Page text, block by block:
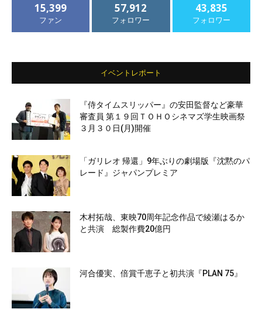
15,399
ファン
57,912
フォロワー
43,835
フォロワー
イベントレポート
『侍タイムスリッパー』の安田監督など豪華
審査員 第１９回ＴＯＨＯシネマズ学生映画祭
３月３０日(月)開催
「ガリレオ 帰還」9年ぶりの劇場版『沈黙のパ
レード』ジャパンプレミア
木村拓哉、東映70周年記念作品で綾瀬はるか
と共演 総製作費20億円
河合優実、倍賞千恵子と初共演『PLAN 75』